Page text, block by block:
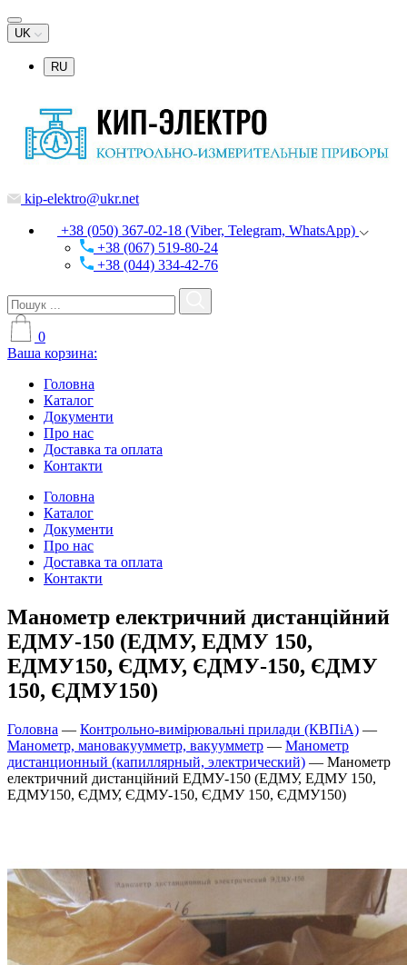
UK
RU
kip-elektro@ukr.net
+38 (050) 367-02-18 (Viber, Telegram, WhatsApp)
+38 (067) 519-80-24
+38 (044) 334-42-76
0
Ваша корзина:
Головна
Каталог
Документи
Про нас
Доставка та оплата
Контакти
Головна
Каталог
Документи
Про нас
Доставка та оплата
Контакти
Манометр електричний дистанційний
ЕДМУ-150 (ЕДМУ, ЕДМУ 150,
ЕДМУ150, ЄДМУ, ЄДМУ-150, ЄДМУ
150, ЄДМУ150)
Головна — Контрольно-вимірювальні прилади (КВПіА) —
Манометр, мановакуумметр, вакуумметр — Манометр
дистанционный (капиллярный, электрический) — Манометр
електричний дистанційний ЕДМУ-150 (ЕДМУ, ЕДМУ 150,
ЕДМУ150, ЄДМУ, ЄДМУ-150, ЄДМУ 150, ЄДМУ150)